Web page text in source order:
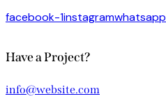
facebook-1instagramwhatsapp
Have a Project?
info@website.com